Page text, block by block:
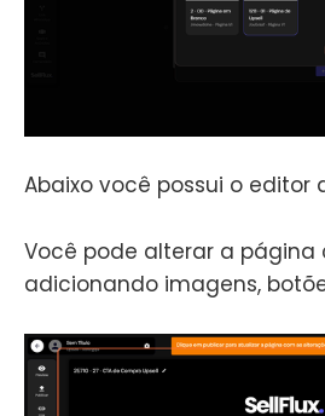
Abaixo você possui o editor
Você pode alterar a página
adicionando imagens,